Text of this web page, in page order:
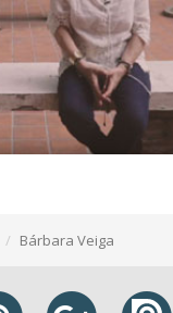
Bárbara Veiga